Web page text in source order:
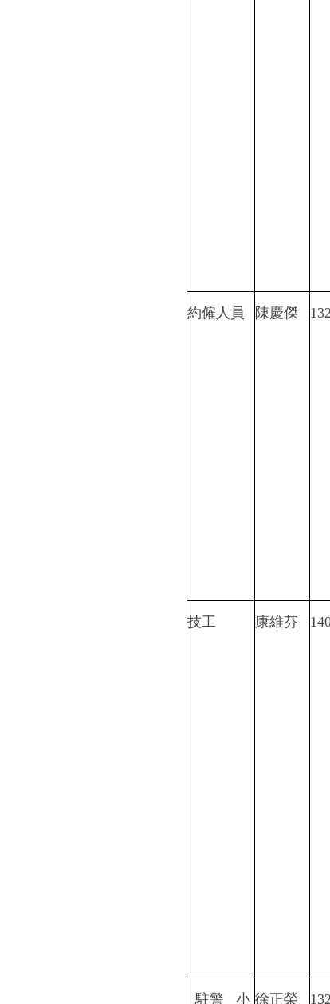
約僱人員 陳慶傑
技工 康維芬
駐警 小 徐正榮